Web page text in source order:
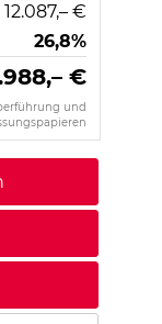
12.087,– €
26,8%
€
und